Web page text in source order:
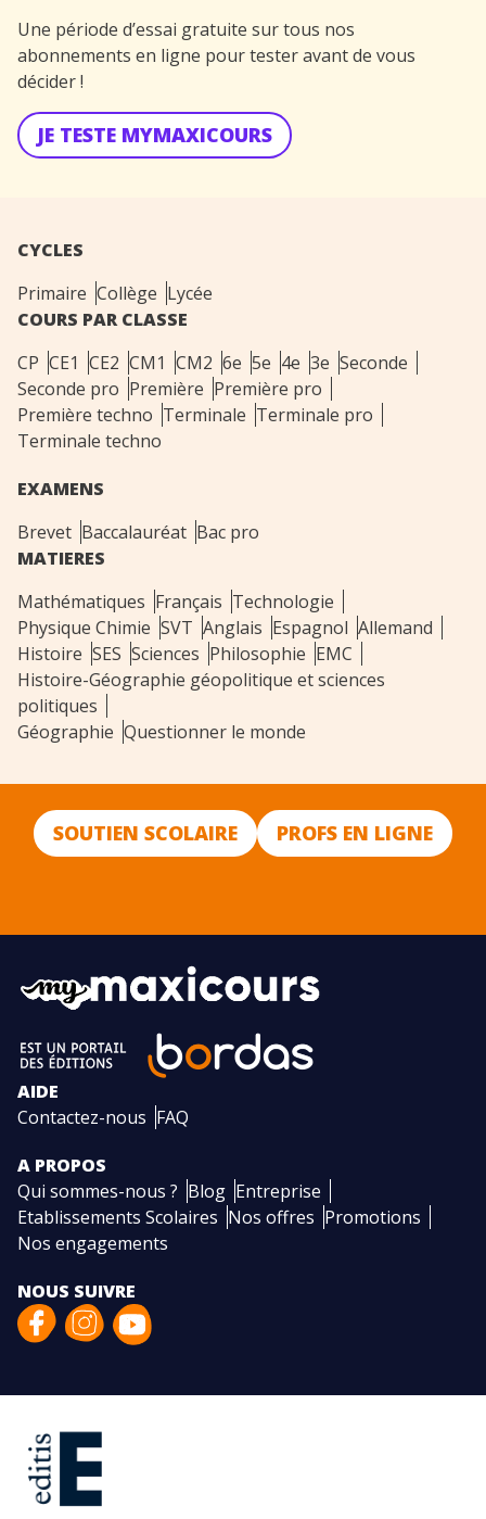
Une période d’essai gratuite sur tous nos
abonnements en ligne pour tester avant de vous
décider !
JE TESTE MYMAXICOURS
CYCLES
Primaire Collège Lycée
COURS PAR CLASSE
CP CE1 CE2 CM1 CM2 6e 5e 4e 3e Seconde
Seconde pro Première Première pro
Première techno Terminale Terminale pro
Terminale techno
EXAMENS
Brevet Baccalauréat Bac pro
MATIERES
Mathématiques Français Technologie
Physique Chimie SVT Anglais Espagnol Allemand
Histoire SES Sciences Philosophie EMC
Histoire-Géographie géopolitique et sciences
politiques
Géographie Questionner le monde
SOUTIEN SCOLAIRE PROFS EN LIGNE
AIDE
Contactez-nous FAQ
A PROPOS
Qui sommes-nous ? Blog Entreprise
Etablissements Scolaires Nos offres Promotions
Nos engagements
NOUS SUIVRE